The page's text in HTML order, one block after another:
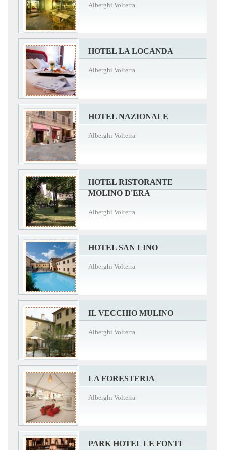
Alberghi Volterra
HOTEL LA LOCANDA
Alberghi Volterra
HOTEL NAZIONALE
Alberghi Volterra
HOTEL RISTORANTE
MOLINO D'ERA
Alberghi Volterra
HOTEL SAN LINO
Alberghi Volterra
IL VECCHIO MULINO
Alberghi Volterra
LA FORESTERIA
Alberghi Volterra
PARK HOTEL LE FONTI